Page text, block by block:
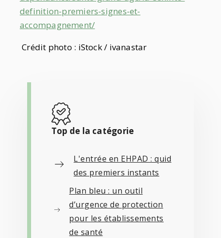
definition-premiers-signes-et-
accompagnement/
Crédit photo : iStock / ivanastar
Top de la catégorie
L'entrée en EHPAD : quid
des premiers instants
Plan bleu : un outil
d’urgence de protection
pour les établissements
de santé